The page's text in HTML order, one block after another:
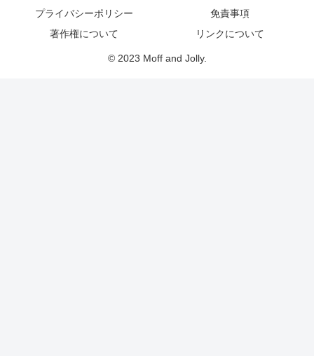
プライバシーポリシー
免責事項
著作権について
リンクについて
© 2023 Moff and Jolly.